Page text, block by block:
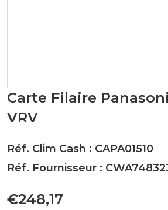
Carte Filaire
VRV
Réf. Clim Cash : CAPA01510
Réf. Fournisseur :
€248,17